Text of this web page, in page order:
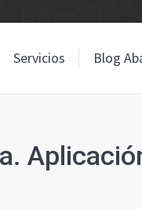
Servicios Blog